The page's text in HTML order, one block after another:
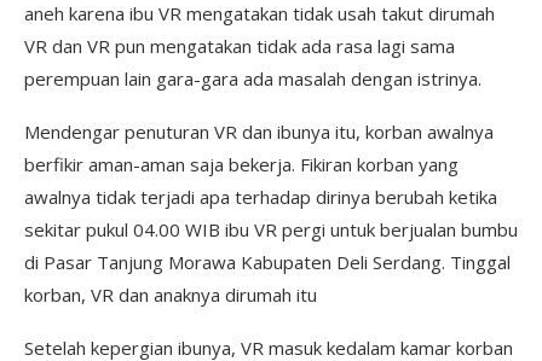
aneh karena ibu VR mengatakan tidak usah takut dirumah
VR dan VR pun mengatakan tidak ada rasa lagi sama
perempuan lain gara-gara ada masalah dengan istrinya.
Mendengar penuturan VR dan ibunya itu, korban awalnya
berfikir aman-aman saja bekerja. Fikiran korban yang
awalnya tidak terjadi apa terhadap dirinya berubah ketika
sekitar pukul 04.00 WIB ibu VR pergi untuk berjualan bumbu
di Pasar Tanjung Morawa Kabupaten Deli Serdang. Tinggal
korban, VR dan anaknya dirumah itu
Setelah kepergian ibunya, VR masuk kedalam kamar korban